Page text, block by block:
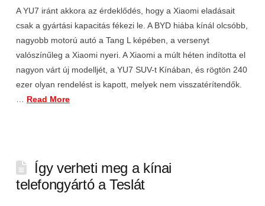
A YU7 iránt akkora az érdeklődés, hogy a Xiaomi eladásait
csak a gyártási kapacitás fékezi le. A BYD hiába kínál olcsóbb,
nagyobb motorú autó a Tang L képében, a versenyt
valószínűleg a Xiaomi nyeri. A Xiaomi a múlt héten indította el
nagyon várt új modelljét, a YU7 SUV-t Kínában, és rögtön 240
ezer olyan rendelést is kapott, melyek nem visszatérítendők.
… Read More
Így verheti meg a kínai
telefongyártó a Teslát